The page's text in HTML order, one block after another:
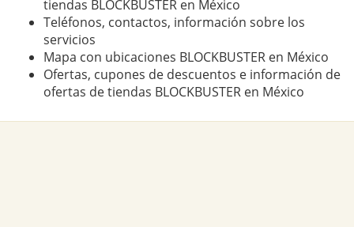
tiendas BLOCKBUSTER en México
Teléfonos, contactos, información sobre los
servicios
Mapa con ubicaciones BLOCKBUSTER en México
Ofertas, cupones de descuentos e información de
ofertas de tiendas BLOCKBUSTER en México